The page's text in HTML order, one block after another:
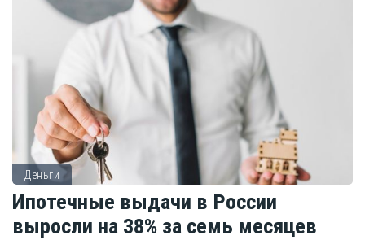
Деньги
Ипотечные выдачи в России
выросли на 38% за семь месяцев